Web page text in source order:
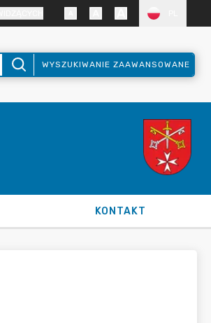
WYSZUKIWANIE ZAAWANSOWANE
KONTAKT